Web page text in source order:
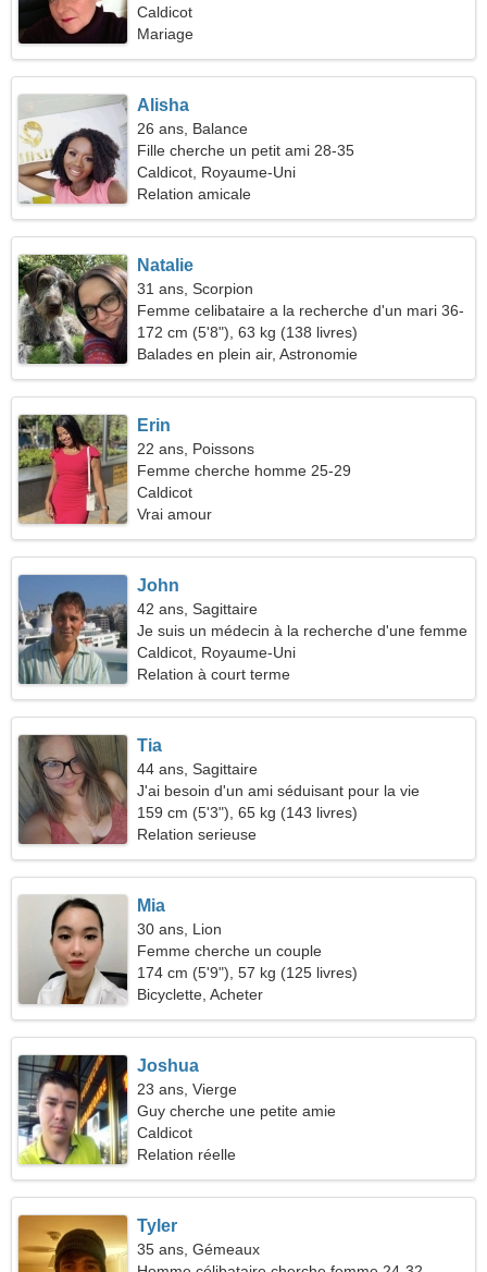
Caldicot
Mariage
Alisha
26 ans, Balance
Fille cherche un petit ami 28-35
Caldicot, Royaume-Uni
Relation amicale
Natalie
31 ans, Scorpion
Femme celibataire a la recherche d'un mari 36-
39
172 cm (5'8"), 63 kg (138 livres)
Balades en plein air, Astronomie
Erin
22 ans, Poissons
Femme cherche homme 25-29
Caldicot
Vrai amour
John
42 ans, Sagittaire
Je suis un médecin à la recherche d'une femme
spectaculaire
Caldicot, Royaume-Uni
Relation à court terme
Tia
44 ans, Sagittaire
J'ai besoin d'un ami séduisant pour la vie
159 cm (5'3"), 65 kg (143 livres)
Relation serieuse
Mia
30 ans, Lion
Femme cherche un couple
174 cm (5'9"), 57 kg (125 livres)
Bicyclette, Acheter
Joshua
23 ans, Vierge
Guy cherche une petite amie
Caldicot
Relation réelle
Tyler
35 ans, Gémeaux